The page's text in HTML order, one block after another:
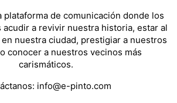
plataforma de comunicación donde los
a revivir nuestra historia, estar al
nuestra ciudad, prestigiar a nuestros
conocer a nuestros vecinos más
carismáticos.
info@e-pinto.com